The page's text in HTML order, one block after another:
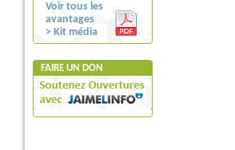
Voir tous les
avantages
> Kit média
FAIRE UN DON